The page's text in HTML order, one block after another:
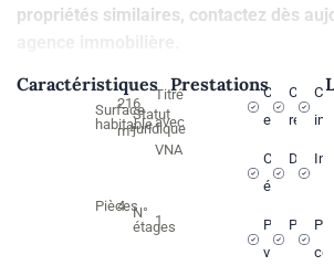
propriétés similaires, contactez dès
Caractéristiques
Surface
habitable
216
m²
Pièces
4
Statut
juridique
Titré
avec
VNA
N°
étages
1
PrestationsChauffe-
eau
Cuisine
équipée
Parking
visiteurs
Patio